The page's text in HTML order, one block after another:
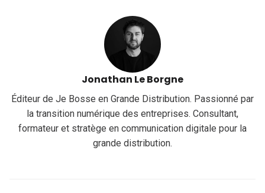
Jonathan Le Borgne
Éditeur de Je Bosse en Grande Distribution. Passionné par
la transition numérique des entreprises. Consultant,
formateur et stratège en communication digitale pour la
grande distribution.